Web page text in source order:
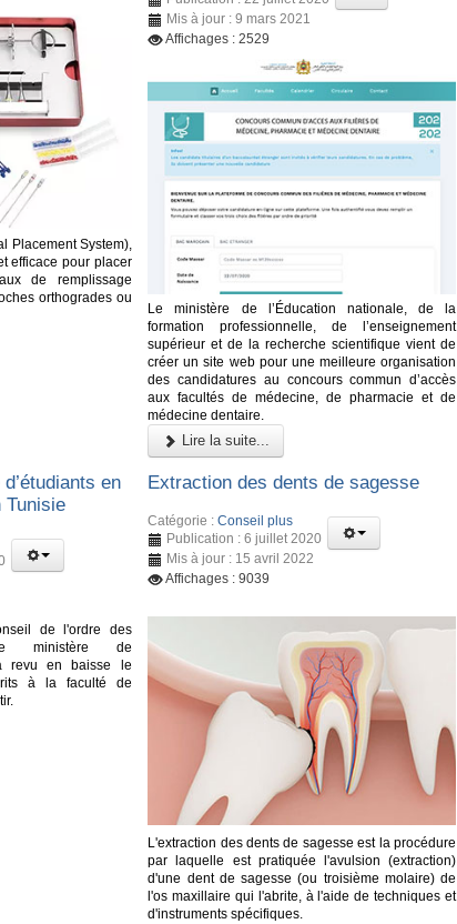
Placement System),
efficace pour placer
de remplissage
orthogrades ou
Mis à jour : 9 mars 2021
Affichages : 2529
Le ministère de l’Éducation nationale, de la
formation professionnelle, de l’enseignement
supérieur et de la recherche scientifique vient de
créer un site web pour une meilleure organisation
des candidatures au concours commun d’accès
aux facultés de médecine, de pharmacie et de
médecine dentaire.
Lire la suite...
en
Tunisie
de l'ordre des
ministère de
revu en baisse le
à la faculté de
Extraction des dents de sagesse
Catégorie :Conseil plus
Publication : 6 juillet 2020
Mis à jour : 15 avril 2022
Affichages : 9039
L'extraction des dents de sagesse est la procédure
par laquelle est pratiquée l'avulsion (extraction)
d'une dent de sagesse (ou troisième molaire) de
l'os maxillaire qui l'abrite, à l'aide de techniques et
d'instruments spécifiques.